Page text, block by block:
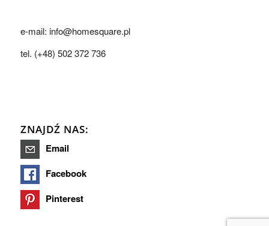
e-mail: info@homesquare.pl
tel. (+48) 502 372 736
ZNAJDŹ NAS:
Email
Facebook
Pinterest